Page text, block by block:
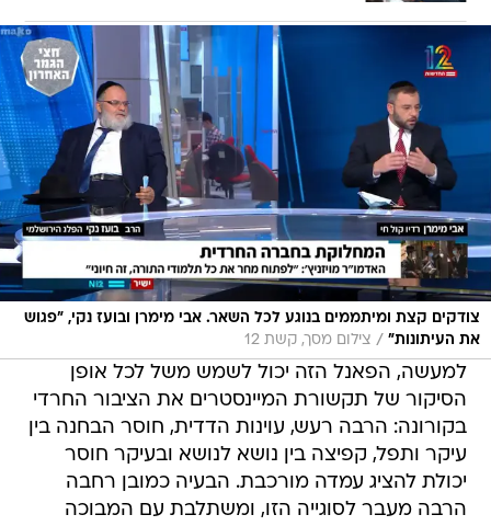
צודקים קצת ומיתממים בנוגע לכל השאר. אבי מימרן ובועז נקי, "פגוש
את העיתונות" / צילום מסך, קשת 12
למעשה, הפאנל הזה יכול לשמש משל לכל אופן
הסיקור של תקשורת המיינסטרים את הציבור החרדי
בקורונה: הרבה רעש, עוינות הדדית, חוסר הבחנה בין
עיקר ותפל, קפיצה בין נושא לנושא ובעיקר חוסר
יכולת להציג עמדה מורכבת. הבעיה כמובן רחבה
הרבה מעבר לסוגייה הזו, ומשתלבת עם המבוכה